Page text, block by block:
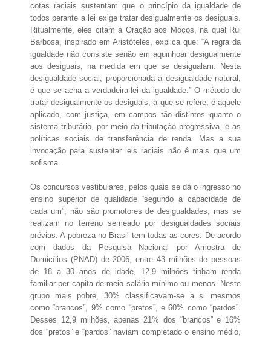
cotas raciais sustentam que o princípio da igualdade de
todos perante a lei exige tratar desigualmente os desiguais.
Ritualmente, eles citam a Oração aos Moços, na qual Rui
Barbosa, inspirado em Aristóteles, explica que: “A regra da
igualdade não consiste senão em aquinhoar desigualmente
aos desiguais, na medida em que se desigualam. Nesta
desigualdade social, proporcionada à desigualdade natural,
é que se acha a verdadeira lei da igualdade.” O método de
tratar desigualmente os desiguais, a que se refere, é aquele
aplicado, com justiça, em campos tão distintos quanto o
sistema tributário, por meio da tributação progressiva, e as
políticas sociais de transferência de renda. Mas a sua
invocação para sustentar leis raciais não é mais que um
sofisma.
Os concursos vestibulares, pelos quais se dá o ingresso no
ensino superior de qualidade “segundo a capacidade de
cada um”, não são promotores de desigualdades, mas se
realizam no terreno semeado por desigualdades sociais
prévias. A pobreza no Brasil tem todas as cores. De acordo
com dados da Pesquisa Nacional por Amostra de
Domicílios (PNAD) de 2006, entre 43 milhões de pessoas
de 18 a 30 anos de idade, 12,9 milhões tinham renda
familiar per capita de meio salário mínimo ou menos. Neste
grupo mais pobre, 30% classificavam-se a si mesmos
como “brancos”, 9% como “pretos”, e 60% como “pardos”.
Desses 12,9 milhões, apenas 21% dos “brancos” e 16%
dos “pretos” e “pardos” haviam completado o ensino médio,